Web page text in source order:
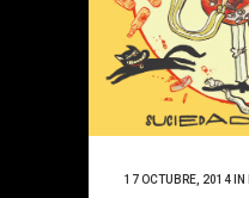
17 OCTUBRE, 2014 IN